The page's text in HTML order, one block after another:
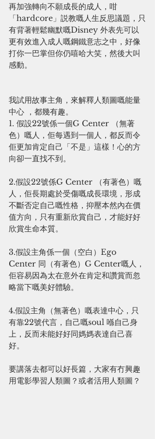
再加強轉向不願成長的成人，咁
「hardcore」説教嘅人生反思議題，只
有背著輕鬆幽默嘅Disney 外表先可以
更有效進入成人嘅鋼鐵意志之中，好像
打你一巴掌但你仍嘻哈大笑，然後大叫
感動。
我試用故事主角，來解釋人類圖嘅能量
中心 ，都幾有趣。
1. 假設22號係一個G Center （無著
色）嘅人，佢每遇到一個人，都反而令
佢更加肯定自己「不是」這樣！心的方
向卻一直找不到。
2.假設22號係G Center （有著色）嘅
人，佢長期處於受傷嘅成長環境，形成
不斷否定自己嘅性格，抑壓本然內在價
值方向，只有重新欣賞自己，才能好好
欣賞生命本質。
3.假設主角係一個（空白）Ego
Center 同（有著色）G Center嘅人，
佢容易因為太在意外在肯定和讚賞而忽
略當下嘅美好體驗。
4.假設主角（無著色）嘅表達中心，只
有靠22號代言，自己嘅soul 喺自己身
上，反而未能好好同媽媽表達自己喜
好。
要講落去都可以好長篇，大家有冇興趣
用電影學習人類圖？或者活用人類圖？